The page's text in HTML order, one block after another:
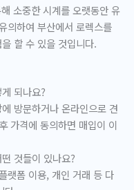
소중한 시계를 오랫동안 유
의하여 부산에서 로렉스를
할 수 있을 것입니다.
되나요?
방문하거나 온라인으로 견
가격에 동의하면 매입이 이
것들이 있나요?
랫폼 이용, 개인 거래 등 다